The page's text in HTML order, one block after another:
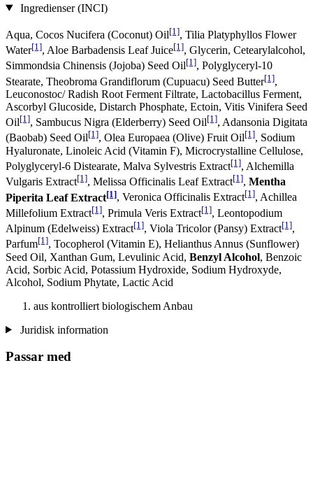
Ingredienser (INCI)
Aqua, Cocos Nucifera (Coconut) Oil[1], Tilia Platyphyllos Flower
Water[1], Aloe Barbadensis Leaf Juice[1], Glycerin, Cetearylalcohol,
Simmondsia Chinensis (Jojoba) Seed Oil[1], Polyglyceryl-10
Stearate, Theobroma Grandiflorum (Cupuacu) Seed Butter[1],
Leuconostoc/ Radish Root Ferment Filtrate, Lactobacillus Ferment,
Ascorbyl Glucoside, Distarch Phosphate, Ectoin, Vitis Vinifera Seed
Oil[1], Sambucus Nigra (Elderberry) Seed Oil[1], Adansonia Digitata
(Baobab) Seed Oil[1], Olea Europaea (Olive) Fruit Oil[1], Sodium
Hyaluronate, Linoleic Acid (Vitamin F), Microcrystalline Cellulose,
Polyglyceryl-6 Distearate, Malva Sylvestris Extract[1], Alchemilla
Vulgaris Extract[1], Melissa Officinalis Leaf Extract[1], Mentha
Piperita Leaf Extract[1], Veronica Officinalis Extract[1], Achillea
Millefolium Extract[1], Primula Veris Extract[1], Leontopodium
Alpinum (Edelweiss) Extract[1], Viola Tricolor (Pansy) Extract[1],
Parfum[1], Tocopherol (Vitamin E), Helianthus Annus (Sunflower)
Seed Oil, Xanthan Gum, Levulinic Acid, Benzyl Alcohol, Benzoic
Acid, Sorbic Acid, Potassium Hydroxide, Sodium Hydroxyde,
Alcohol, Sodium Phytate, Lactic Acid
aus kontrolliert biologischem Anbau
Juridisk information
Passar med